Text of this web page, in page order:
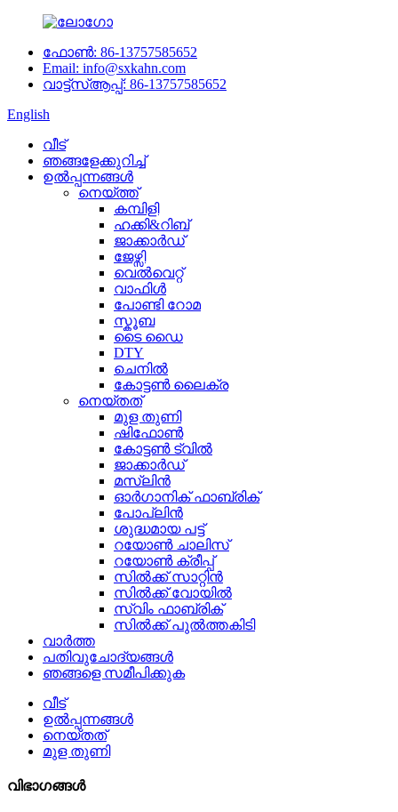
ഫോൺ: 86-13757585652
Email: info@sxkahn.com
വാട്ട്‌സ്ആപ്പ്: 86-13757585652
English
വീട്
ഞങ്ങളേക്കുറിച്ച്
ഉൽപ്പന്നങ്ങൾ
നെയ്ത്ത്
കമ്പിളി
ഹക്കി&റിബ്
ജാക്കാർഡ്
ജേഴ്സി
വെൽവെറ്റ്
വാഫിൾ
പോണ്ടി റോമ
സ്കൂബ
ടൈ ഡൈ
DTY
ചെനിൽ
കോട്ടൺ ലൈക്ര
നെയ്തത്
മുള തുണി
ഷിഫോൺ
കോട്ടൺ ട്വിൽ
ജാക്കാർഡ്
മസ്ലിൻ
ഓർഗാനിക് ഫാബ്രിക്
പോപ്ലിൻ
ശുദ്ധമായ പട്ട്
റയോൺ ചാലിസ്
റയോൺ ക്രീപ്പ്
സിൽക്ക് സാറ്റിൻ
സിൽക്ക് വോയിൽ
സ്വിം ഫാബ്രിക്
സിൽക്ക് പുൽത്തകിടി
വാർത്ത
പതിവുചോദ്യങ്ങൾ
ഞങ്ങളെ സമീപിക്കുക
വീട്
ഉൽപ്പന്നങ്ങൾ
നെയ്തത്
മുള തുണി
വിഭാഗങ്ങൾ